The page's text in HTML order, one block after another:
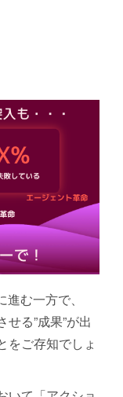
む一方で、
せる”成果”が出
をご存知でしょ